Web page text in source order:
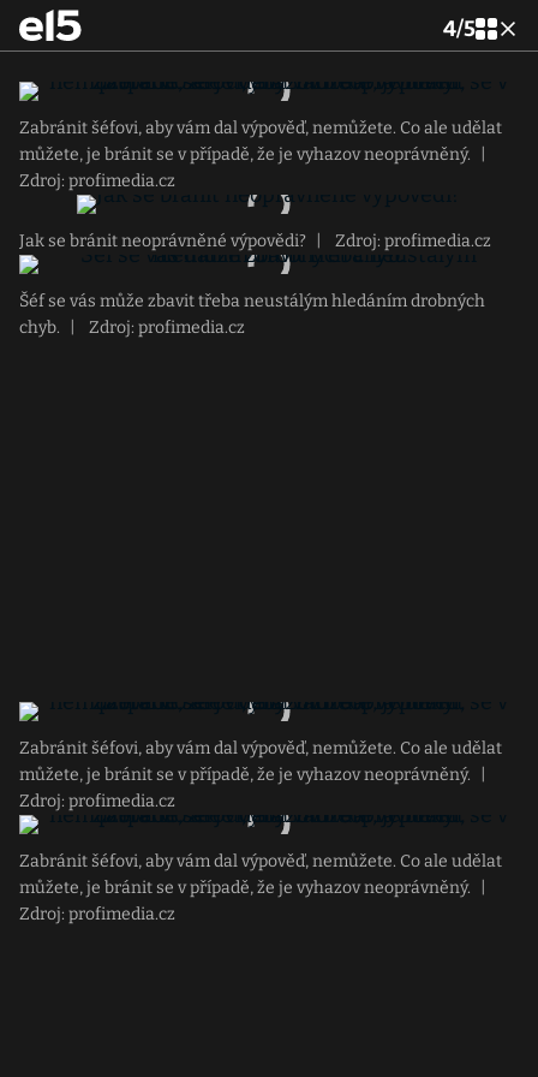
4/5
Zabránit šéfovi, aby vám dal výpověď, nemůžete. Co ale udělat
můžete, je bránit se v případě, že je vyhazov neoprávněný.
Zdroj: profimedia.cz
Jak se bránit neoprávněné výpovědi? Zdroj: profimedia.cz
Šéf se vás může zbavit třeba neustálým hledáním drobných
chyb.
Zdroj: profimedia.cz
Zabránit šéfovi, aby vám dal výpověď, nemůžete. Co ale udělat
můžete, je bránit se v případě, že je vyhazov neoprávněný.
Zdroj: profimedia.cz
Zabránit šéfovi, aby vám dal výpověď, nemůžete. Co ale udělat
můžete, je bránit se v případě, že je vyhazov neoprávněný.
Zdroj: profimedia.cz